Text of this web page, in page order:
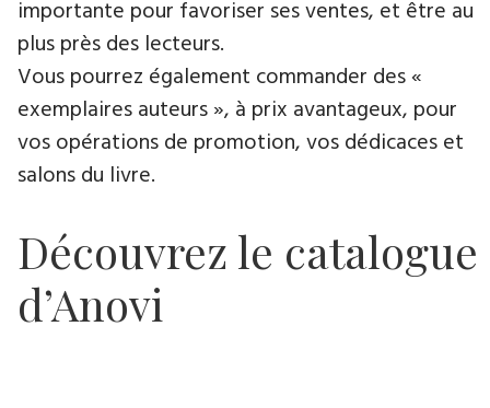
importante pour favoriser ses ventes, et être au
plus près des lecteurs.
Vous pourrez également commander des «
exemplaires auteurs », à prix avantageux, pour
vos opérations de promotion, vos dédicaces et
salons du livre.
Découvrez le catalogue
d’Anovi